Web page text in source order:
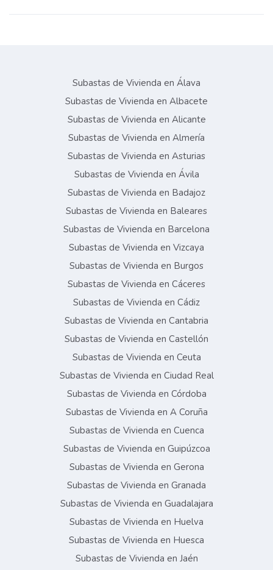
Subastas de Vivienda en Álava
Subastas de Vivienda en Albacete
Subastas de Vivienda en Alicante
Subastas de Vivienda en Almería
Subastas de Vivienda en Asturias
Subastas de Vivienda en Ávila
Subastas de Vivienda en Badajoz
Subastas de Vivienda en Baleares
Subastas de Vivienda en Barcelona
Subastas de Vivienda en Vizcaya
Subastas de Vivienda en Burgos
Subastas de Vivienda en Cáceres
Subastas de Vivienda en Cádiz
Subastas de Vivienda en Cantabria
Subastas de Vivienda en Castellón
Subastas de Vivienda en Ceuta
Subastas de Vivienda en Ciudad Real
Subastas de Vivienda en Córdoba
Subastas de Vivienda en A Coruña
Subastas de Vivienda en Cuenca
Subastas de Vivienda en Guipúzcoa
Subastas de Vivienda en Gerona
Subastas de Vivienda en Granada
Subastas de Vivienda en Guadalajara
Subastas de Vivienda en Huelva
Subastas de Vivienda en Huesca
Subastas de Vivienda en Jaén